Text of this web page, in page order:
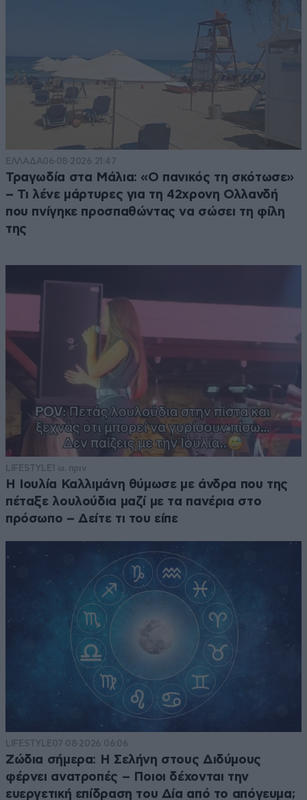
ΕΛΛΑΔΑ06·08·2026 21:47
Τραγωδία στα Μάλια: «Ο πανικός τη σκότωσε»
– Τι λένε μάρτυρες για τη 42χρονη Ολλανδή
που πνίγηκε προσπαθώντας να σώσει τη φίλη
της
LIFESTYLE1 ω. πριν
Η Ιουλία Καλλιμάνη θύμωσε με άνδρα που της
πέταξε λουλούδια μαζί με τα πανέρια στο
πρόσωπο – Δείτε τι του είπε
LIFESTYLE07·08·2026 06:06
Ζώδια σήμερα: Η Σελήνη στους Διδύμους
φέρνει ανατροπές – Ποιοι δέχονται την
ευεργετική επίδραση του Δία από το απόγευμα;